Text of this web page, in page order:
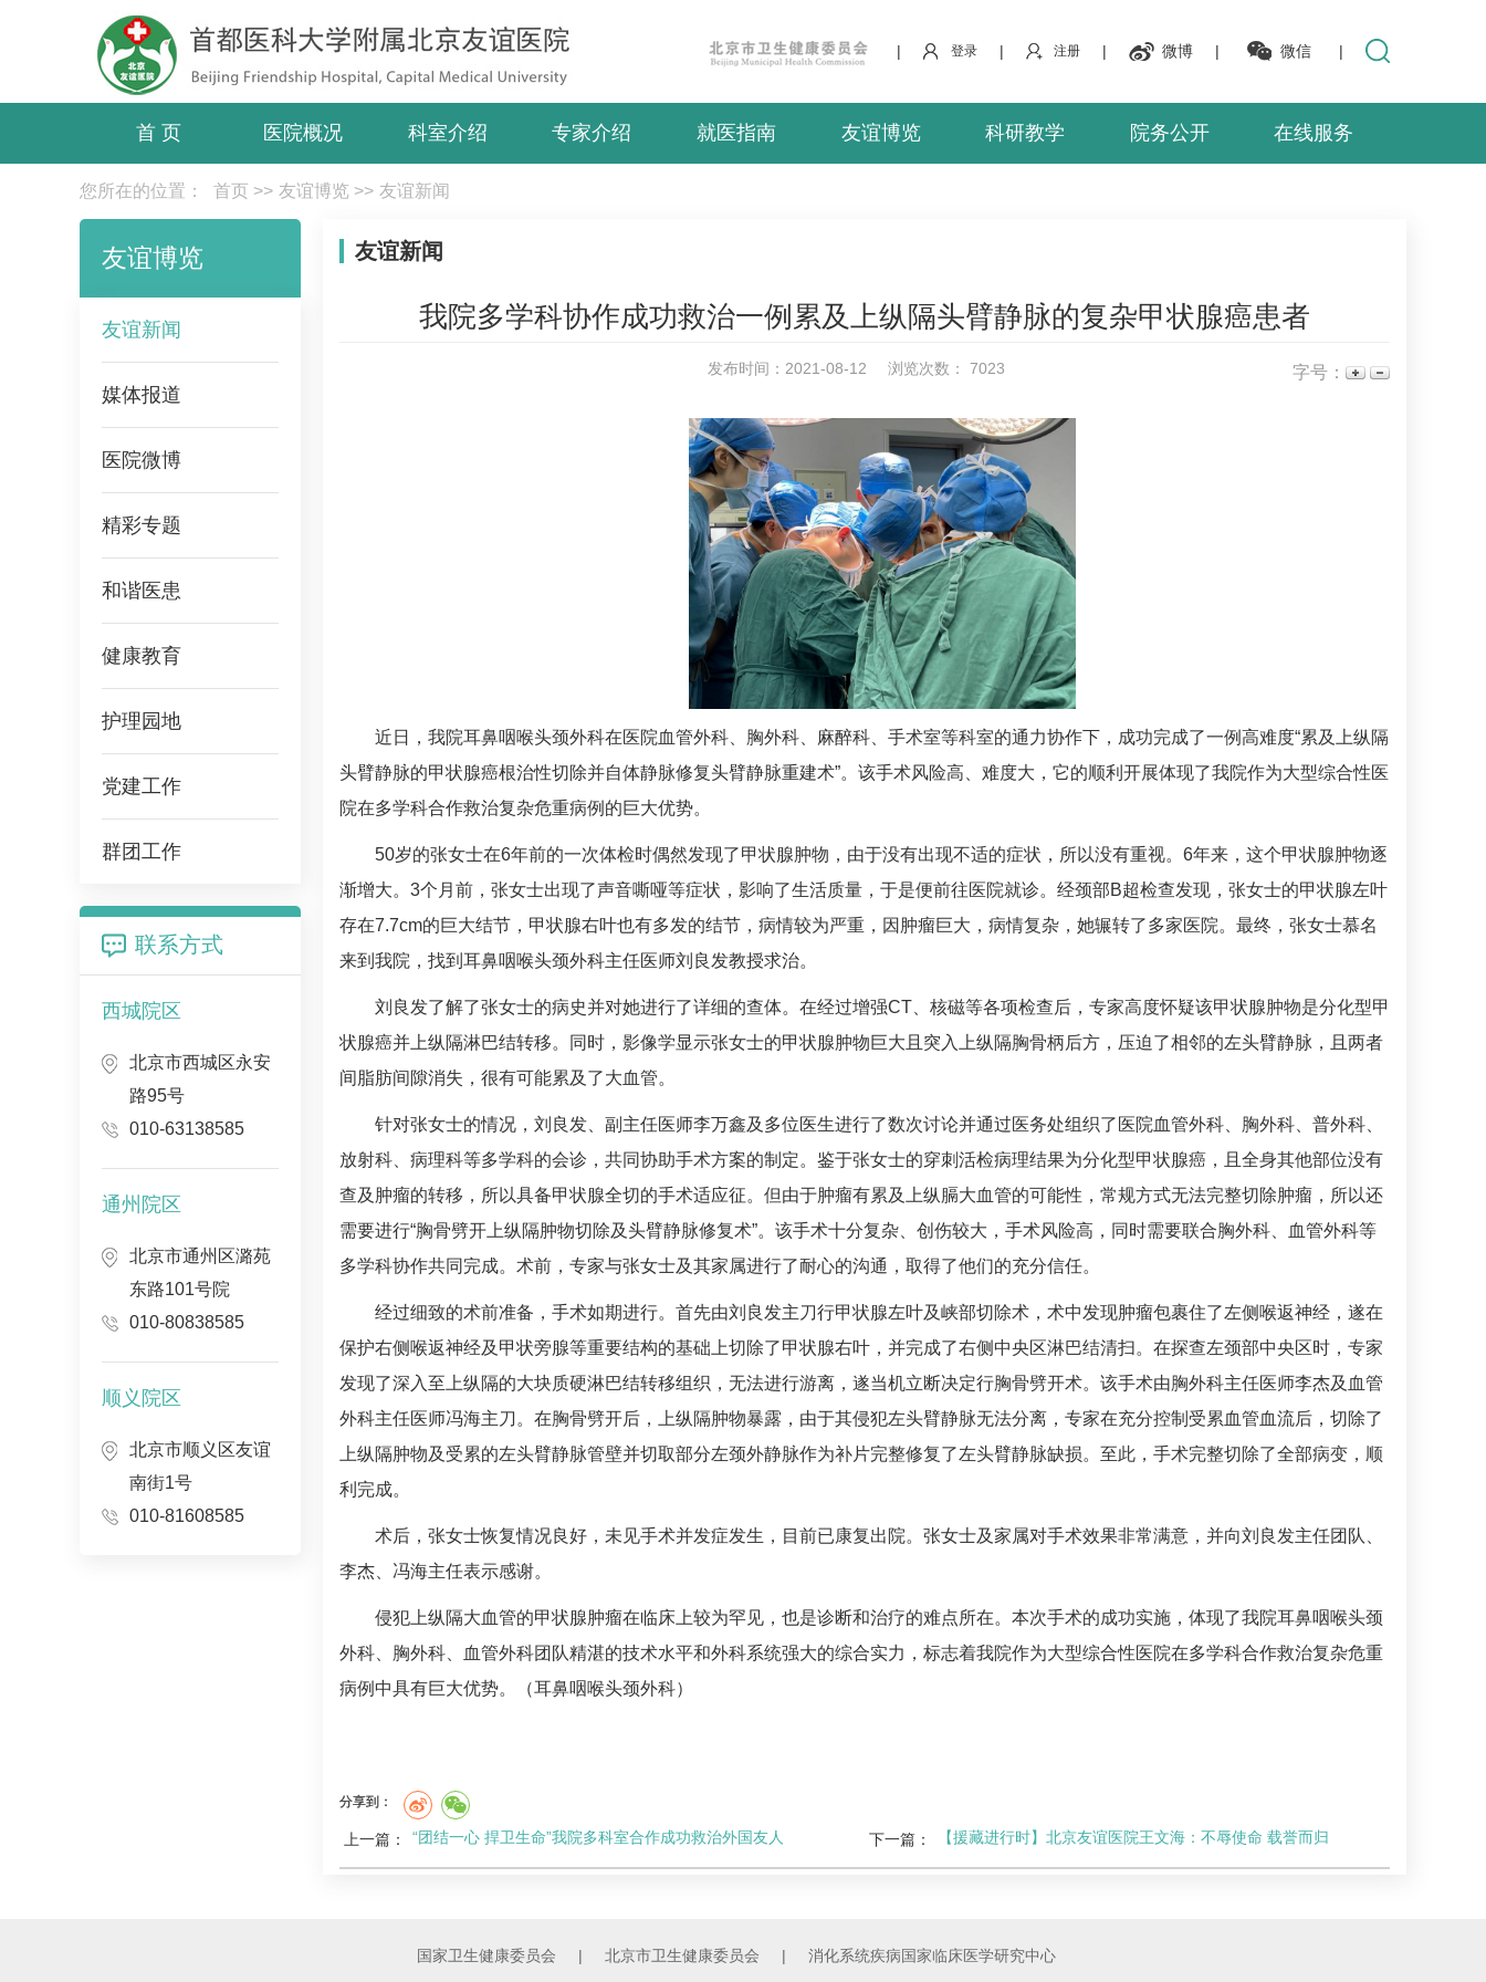
| 登录 | 注册 | 微博 | 微信 |
首 页 医院概况 科室介绍 专家介绍 就医指南 友谊博览 科研教学 院务公开 在线服务
您所在的位置： 首页 >> 友谊博览 >> 友谊新闻
友谊博览
友谊新闻
媒体报道
医院微博
精彩专题
和谐医患
健康教育
护理园地
党建工作
群团工作
联系方式
西城院区
北京市西城区永安
路95号
010-63138585
通州院区
北京市通州区潞苑
东路101号院
010-80838585
顺义院区
北京市顺义区友谊
南街1号
010-81608585
友谊新闻
我院多学科协作成功救治一例累及上纵隔头臂静脉的复杂甲状腺癌患者
发布时间：2021-08-12 浏览次数： 7023 字号：
近日，我院耳鼻咽喉头颈外科在医院血管外科、 胸外科、 麻醉科、手术室等科室的通力协作下，成功完成了一例高难度“累及上纵隔
头臂静脉的甲状腺癌根治性切除并自体静脉修复头臂静脉重建术”。该手术风险高、难度大，它的顺利开展体现了我院作为大型综合性医
院在多学科合作救治复杂危重病例的巨大优势。
50岁的张女士在6年前的一次体检时偶然发现了甲状腺肿物，由于没有出现不适的症状，所以没有重视。6年来，这个甲状腺肿物逐
渐增大。3个月前，张女士出现了声音嘶哑等症状，影响了生活质量，于是便前往医院就诊。经颈部B超检查发现，张女士的甲状腺左叶
存在7.7cm的巨大结节，甲状腺右叶也有多发的结节，病情较为严重，因肿瘤巨大，病情复杂，她辗转了多家医院。最终，张女士慕名
来到我院，找到耳鼻咽喉头颈外科主任医师刘良发教授求治。
刘良发了解了张女士的病史并对她进行了详细的查体。在经过增强CT、核磁等各项检查后，专家高度怀疑该甲状腺肿物是分化型甲
状腺癌并上纵隔淋巴结转移。同时，影像学显示张女士的甲状腺肿物巨大且突入上纵隔胸骨柄后方，压迫了相邻的左头臂静脉，且两者
间脂肪间隙消失，很有可能累及了大血管。
针对张女士的情况， 刘良发、副主任医师李万鑫及多位医生进行了数次讨论并通过医务处组织了医院血管外科、 胸外科、 普外科、
放射科、 病理科等多学科的会诊，共同协助手术方案的制定。鉴于张女士的穿刺活检病理结果为分化型甲状腺癌，且全身其他部位没有
查及肿瘤的转移，所以具备甲状腺全切的手术适应征。但由于肿瘤有累及上纵膈大血管的可能性，常规方式无法完整切除肿瘤，所以还
需要进行“胸骨劈开上纵隔肿物切除及头臂静脉修复术”。该手术十分复杂、创伤较大，手术风险高，同时需要联合胸外科、 血管外科等
多学科协作共同完成。术前，专家与张女士及其家属进行了耐心的沟通，取得了他们的充分信任。
经过细致的术前准备，手术如期进行。首先由刘良发主刀行甲状腺左叶及峡部切除术，术中发现肿瘤包裹住了左侧喉返神经，遂在
保护右侧喉返神经及甲状旁腺等重要结构的基础上切除了甲状腺右叶，并完成了右侧中央区淋巴结清扫。在探查左颈部中央区时，专家
发现了深入至上纵隔的大块质硬淋巴结转移组织，无法进行游离，遂当机立断决定行胸骨劈开术。该手术由胸外科主任医师李杰及 血管
外科主任医师冯海主刀。在胸骨劈开后，上纵隔肿物暴露，由于其侵犯左头臂静脉无法分离，专家在充分控制受累血管血流后，切除了
上纵隔肿物及受累的左头臂静脉管壁并切取部分左颈外静脉作为补片完整修复了左头臂静脉缺损。至此，手术完整切除了全部病变，顺
利完成。
术后，张女士恢复情况良好，未见手术并发症发生，目前已康复出院。张女士及家属对手术效果非常满意，并向刘良发主任团队、
李杰、 冯海主任表示感谢。
侵犯上纵隔大血管的甲状腺肿瘤在临床上较为罕见，也是诊断和治疗的难点所在。本次手术的成功实施，体现了我院耳鼻咽喉头颈
外科、
胸外科、 血管外科团队精湛的技术水平和外科系统强大的综合实力，标志着我院作为大型综合性医院在多学科合作救治复杂危重
病例中具有巨大优势。（耳鼻咽喉头颈外科）
分享到：
上一篇： “团结一心 捍卫生命”我院多科室合作成功救治外国友人 下一篇： 【援藏进行时】北京友谊医院王文海：不辱使命 载誉而归
国家卫生健康委员会 | 北京市卫生健康委员会 | 消化系统疾病国家临床医学研究中心